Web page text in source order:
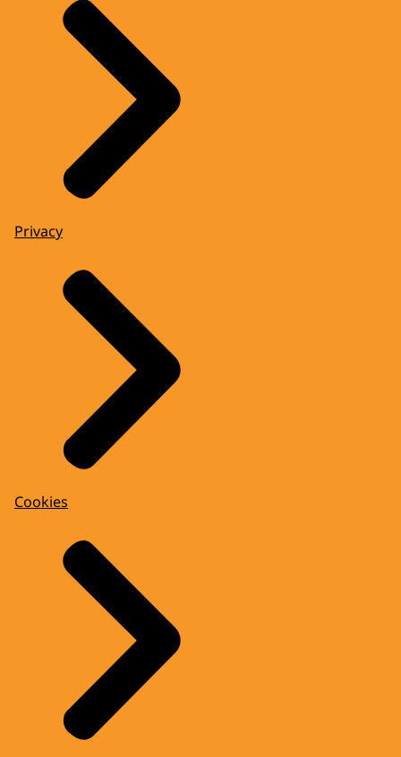
Privacy
Cookies